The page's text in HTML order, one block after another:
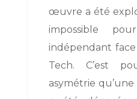
œuvre a été
impossible
indépendant
Tech. C’est
asymétrie